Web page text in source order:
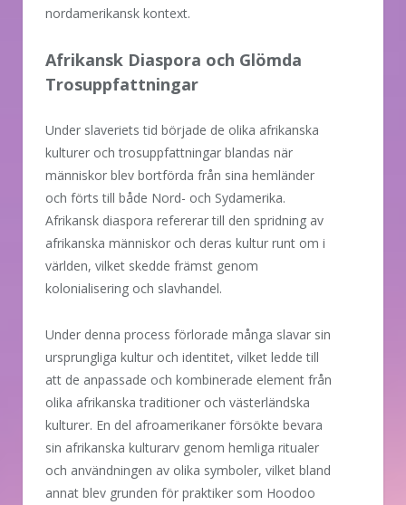
nordamerikansk kontext.
Afrikansk Diaspora och Glömda
Trosuppfattningar
Under slaveriets tid började de olika afrikanska
kulturer och trosuppfattningar blandas när
människor blev bortförda från sina hemländer
och förts till både Nord- och Sydamerika.
Afrikansk diaspora refererar till den spridning av
afrikanska människor och deras kultur runt om i
världen, vilket skedde främst genom
kolonialisering och slavhandel.
Under denna process förlorade många slavar sin
ursprungliga kultur och identitet, vilket ledde till
att de anpassade och kombinerade element från
olika afrikanska traditioner och västerländska
kulturer. En del afroamerikaner försökte bevara
sin afrikanska kulturarv genom hemliga ritualer
och användningen av olika symboler, vilket bland
annat blev grunden för praktiker som Hoodoo